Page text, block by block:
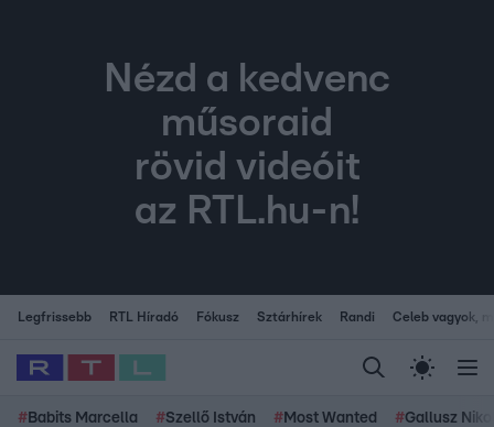
Nézd a kedvenc
műsoraid
rövid videóit
az RTL.hu-n!
Legfrissebb RTL Híradó Fókusz Sztárhírek Randi Celeb vagyok,
# Babits Marcella #Szellő István # Most Wanted #Gallusz